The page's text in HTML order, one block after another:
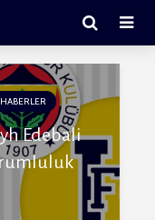
HABERLER
Edebali